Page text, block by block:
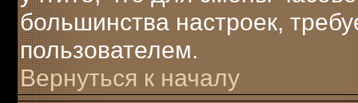
большинства настроек,
пользователем.
Вернуться к началу